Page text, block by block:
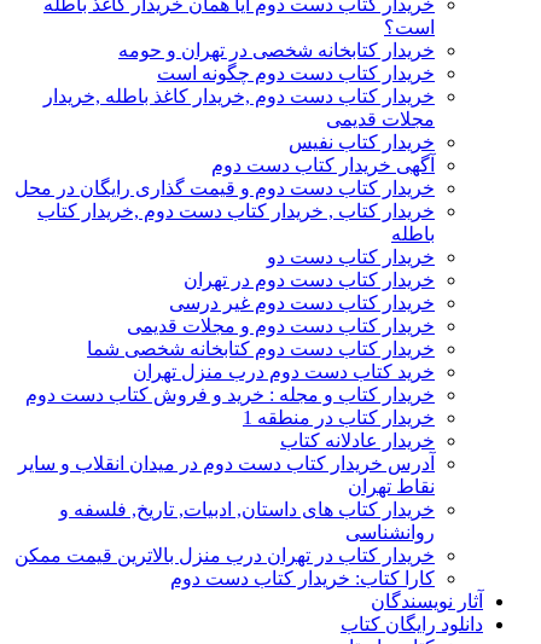
خریدار کتاب دست دوم آیا همان خریدار کاغذ باطله
است؟
خریدار کتابخانه شخصی در تهران و حومه
خریدار کتاب دست دوم چگونه است
خریدار کتاب دست دوم ,خریدار کاغذ باطله ,خریدار
مجلات قدیمی
خریدار کتاب نفیس
آگهی خریدار کتاب دست دوم
خریدار کتاب دست دوم و قیمت گذاری رایگان در محل
خریدار کتاب , خریدار کتاب دست دوم ,خریدار کتاب
باطله
خریدار کتاب دست دو
خریدار کتاب دست دوم در تهران
خریدار کتاب دست دوم غیر درسی
خریدار کتاب دست دوم و مجلات قدیمی
خریدار کتاب دست دوم کتابخانه شخصی شما
خرید کتاب دست دوم درب منزل تهران
خریدار کتاب و مجله : خرید و فروش کتاب دست دوم
خریدار کتاب در منطقه 1
خریدار عادلانه کتاب
آدرس خریدار کتاب دست دوم در میدان انقلاب و سایر
نقاط تهران
خریدار کتاب های داستان, ادبیات, تاریخ, فلسفه و
روانشناسی
خریدار کتاب در تهران درب منزل بالاترین قیمت ممکن
کارا کتاب: خریدار کتاب دست دوم
آثار نویسندگان
دانلود رایگان کتاب